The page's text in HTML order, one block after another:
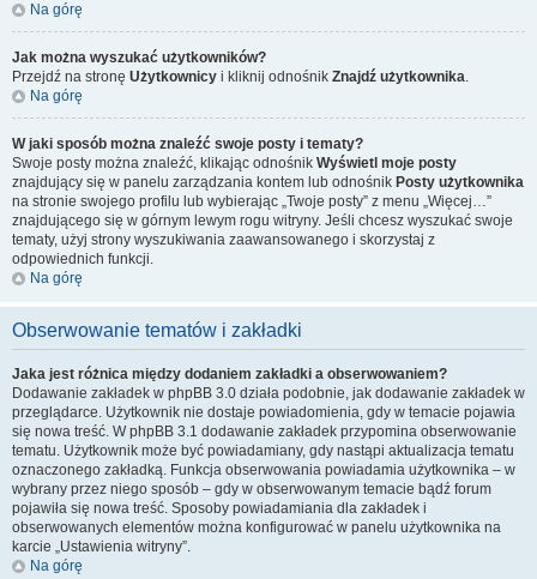
Na górę
Jak można wyszukać użytkowników?
Przejdź na stronę Użytkownicy i kliknij odnośnik Znajdź użytkownika.
Na górę
W jaki sposób można znaleźć swoje posty i tematy?
Swoje posty można znaleźć, klikając odnośnik Wyświetl moje posty
znajdujący się w panelu zarządzania kontem lub odnośnik Posty użytkownika
na stronie swojego profilu lub wybierając „Twoje posty” z menu „Więcej…”
znajdującego się w górnym lewym rogu witryny. Jeśli chcesz wyszukać swoje
tematy, użyj strony wyszukiwania zaawansowanego i skorzystaj z
odpowiednich funkcji.
Na górę
Obserwowanie tematów i zakładki
Jaka jest różnica między dodaniem zakładki a obserwowaniem?
Dodawanie zakładek w phpBB 3.0 działa podobnie, jak dodawanie zakładek w
przeglądarce. Użytkownik nie dostaje powiadomienia, gdy w temacie pojawia
się nowa treść. W phpBB 3.1 dodawanie zakładek przypomina obserwowanie
tematu. Użytkownik może być powiadamiany, gdy nastąpi aktualizacja tematu
oznaczonego zakładką. Funkcja obserwowania powiadamia użytkownika – w
wybrany przez niego sposób – gdy w obserwowanym temacie bądź forum
pojawiła się nowa treść. Sposoby powiadamiania dla zakładek i
obserwowanych elementów można konfigurować w panelu użytkownika na
karcie „Ustawienia witryny”.
Na górę